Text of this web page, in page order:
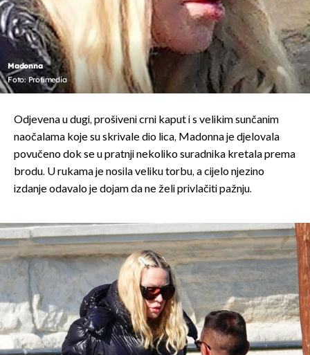
Madonna
Foto: Profimedia
Odjevena u dugi, prošiveni crni kaput i s velikim sunčanim
naočalama koje su skrivale dio lica, Madonna je djelovala
povučeno dok se u pratnji nekoliko suradnika kretala prema
brodu. U rukama je nosila veliku torbu, a cijelo njezino
izdanje odavalo je dojam da ne želi privlačiti pažnju.